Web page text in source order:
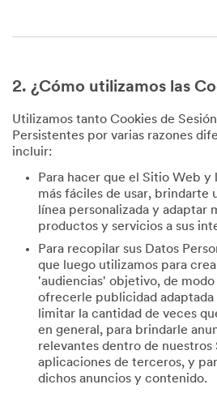
2. ¿Cómo utilizamos las
Utilizamos tanto Cookies de
Persistentes por varias razones
incluir:
Para hacer que el Sitio Web y
más fáciles de usar, brindarte
línea personalizada y adaptar
productos y servicios a sus
Para recopilar sus Datos
que luego utilizamos para
'audiencias' objetivo, de
ofrecerle publicidad adaptada
limitar la cantidad de veces
en general, para brindarle
relevantes dentro de
aplicaciones de terceros, y
dichos anuncios y contenido.